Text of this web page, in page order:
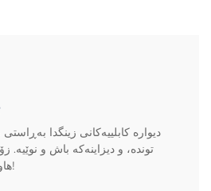
دیوارە کابلییەکانی زینگدا
توندە، و دیزاینەکە باش و نوێیە.
هاوڕێ و خێزان وەرگرتووە!